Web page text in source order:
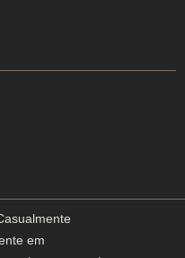
em